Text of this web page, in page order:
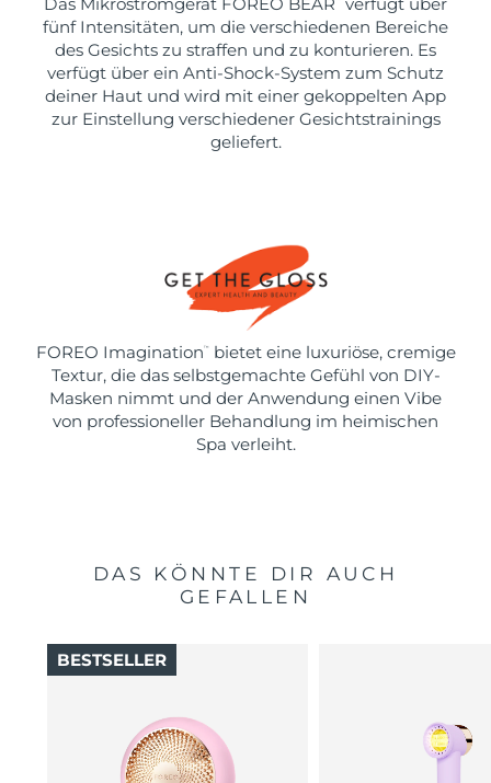
fünf Intensitäten, um die verschiedenen Bereiche
des Gesichts zu straffen und zu konturieren. Es
verfügt über ein Anti-Shock-System zum Schutz
deiner Haut und wird mit einer gekoppelten App
zur Einstellung verschiedener Gesichtstrainings
geliefert.
FOREO Imagination ™
bietet eine luxuriöse, cremige
Textur, die das selbstgemachte Gefühl von DIY-
Masken nimmt und der Anwendung einen Vibe
von professioneller Behandlung im heimischen
Spa verleiht.
DAS KÖNNTE DIR AUCH
GEFALLEN
BESTSELLER